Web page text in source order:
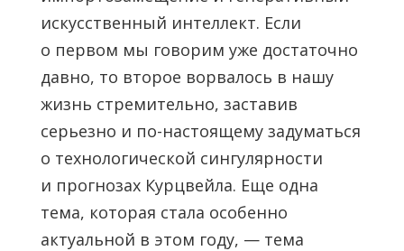
искусственный интеллект. Если
о первом мы говорим уже достаточно
давно, то второе ворвалось в нашу
жизнь стремительно, заставив
серьезно и по-настоящему задуматься
о технологической сингулярности
и прогнозах Курцвейла. Еще одна
тема, которая стала особенно
актуальной в этом году, — тема